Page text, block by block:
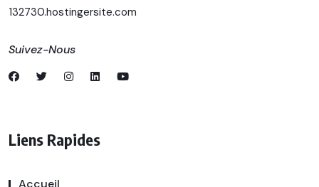
132730.hostingersite.com
Suivez-Nous
Liens Rapides
Accueil